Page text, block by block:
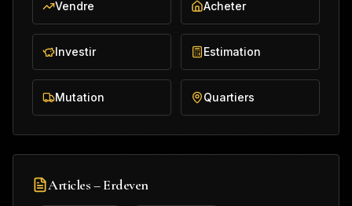
Vendre Acheter
Investir Estimation
Mutation Quartiers
Articles –Erdeven